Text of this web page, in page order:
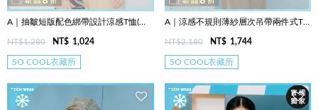
A｜抽皺短版配色綁帶設計涼感T恤(兩色)
NT$1,280 NT$ 1,024
SO COOL衣藏所
A｜涼感不規則薄紗層次吊帶兩件式T恤(兩色)
NT$2,180 NT$ 1,744
SO COOL衣藏所